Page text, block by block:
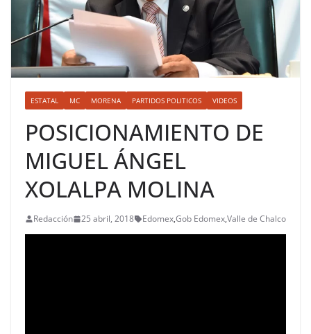
ESTATAL MC MORENA PARTIDOS POLITICOS VIDEOS
POSICIONAMIENTO DE
MIGUEL ÁNGEL
XOLALPA MOLINA
Redacción 25 abril, 2018 Edomex,Gob Edomex,Valle de Chalco